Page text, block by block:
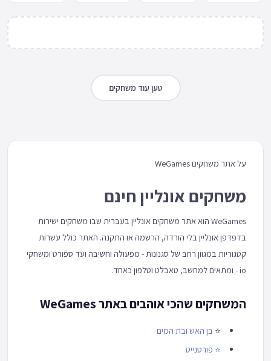
טען עוד משחקים
על אתר משחקים WeGames
משחקים אונליין חינם
WeGames הוא אתר משחקים אונליין בעברית שבו משחקים ישירות
בדפדפן אונליין בלי הורדה, הרשמה או התקנה. האתר כולל עשרות
קטגוריות במגוון רחב של סגנונות - מפעולה וחשיבה ועד ספורט ומשחקי
io - ומתאים למחשב, טאבלט וטלפון כאחד.
המשחקים שהכי אוהבים באתר WeGames
⭐ בן האש ובת המים
⭐ פורטנייט